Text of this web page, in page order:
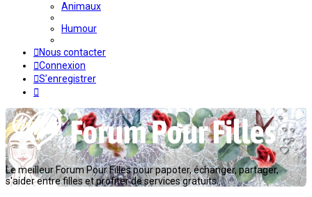
Animaux
Humour
Nous contacter
Connexion
S’enregistrer
Le meilleur Forum Pour Filles pour papoter, échanger, partager,
s'aider entre filles et profiter de services gratuits...